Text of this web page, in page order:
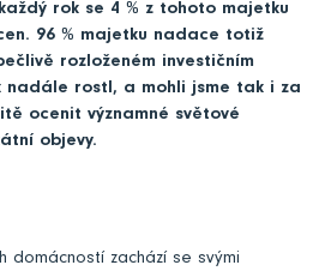
rok se 4 % z tohoto majetku
96 % majetku nadace totiž
rozloženém investičním
rostl, a mohli jsme tak i za
ocenit významné světové
objevy.
domácností zachází se svými